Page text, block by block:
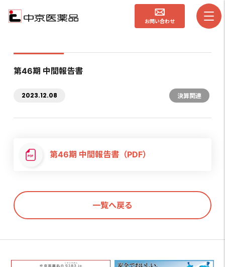
お問い合わせ
第46期 中間報告書
2023.12.08 決算関連
第46期 中間報告書（PDF）
一覧へ戻る